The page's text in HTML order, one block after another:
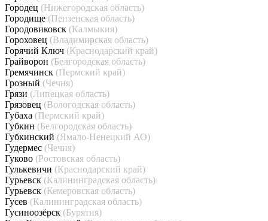
Городец (Нижегородская область)
Городище (Пензенская область)
Городовиковск (Калмыкия)
Гороховец (Владимирская область)
Горячий Ключ (Краснодарский край)
Грайворон (Белгородская область)
Гремячинск (Пермский край)
Грозный (Чечня)
Грязи (Липецкая область)
Грязовец (Вологодская область)
Губаха (Пермский край)
Губкин (Белгородская область)
Губкинский (Ямало-Ненецкий АО)
Гудермес (Чечня)
Гуково (Ростовская область)
Гулькевичи (Краснодарский край)
Гурьевск (Калининградская область)
Гурьевск (Кемеровская область)
Гусев (Калининградская область)
Гусиноозёрск (Бурятия)